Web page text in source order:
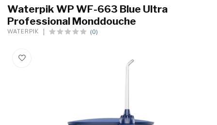
Waterpik WP WF-663 Blue Ultra
Professional Monddouche
WATERPIK (0)